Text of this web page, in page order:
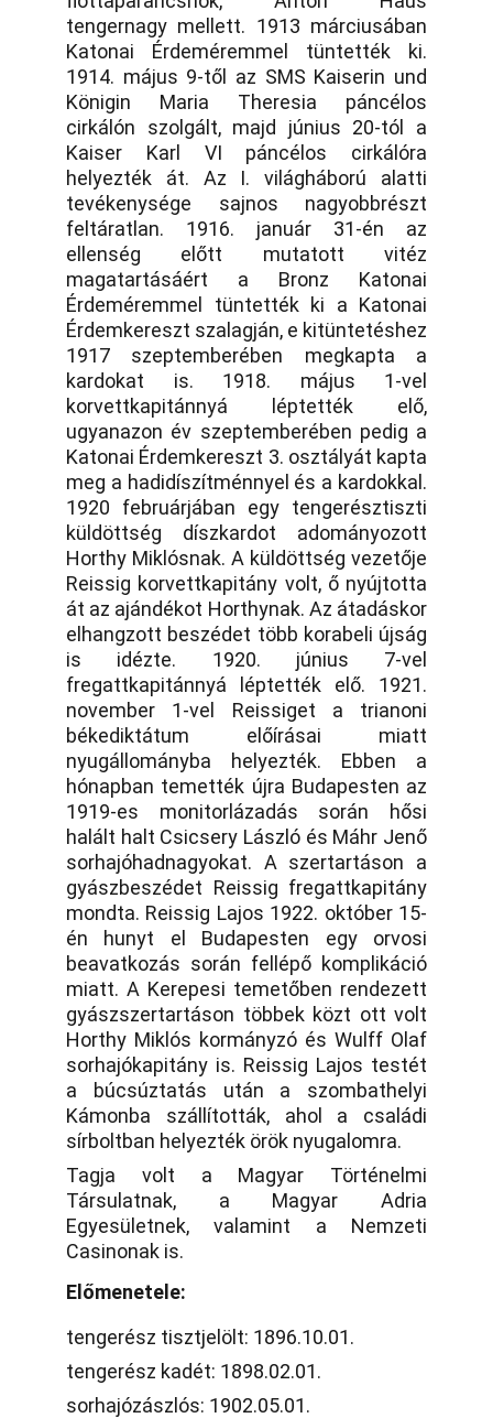
tengernagy mellett. 1913 márciusában
Katonai Érdeméremmel tüntették ki.
1914. május 9-től az SMS Kaiserin und
Königin Maria Theresia páncélos
cirkálón szolgált, majd június 20-tól a
Kaiser Karl VI páncélos cirkálóra
helyezték át. Az I. világháború alatti
tevékenysége sajnos nagyobbrészt
feltáratlan. 1916. január 31-én az
ellenség előtt mutatott vitéz
magatartásáért a Bronz Katonai
Érdeméremmel tüntették ki a Katonai
Érdemkereszt szalagján, e kitüntetéshez
1917 szeptemberében megkapta a
kardokat is. 1918. május 1-vel
korvettkapitánnyá léptették elő,
ugyanazon év szeptemberében pedig a
Katonai Érdemkereszt 3. osztályát kapta
meg a hadidíszítménnyel és a kardokkal.
1920 februárjában egy tengerésztiszti
küldöttség díszkardot adományozott
Horthy Miklósnak. A küldöttség vezetője
Reissig korvettkapitány volt, ő nyújtotta
át az ajándékot Horthynak. Az átadáskor
elhangzott beszédet több korabeli újság
is idézte. 1920. június 7-vel
fregattkapitánnyá léptették elő. 1921.
november 1-vel Reissiget a trianoni
békediktátum előírásai miatt
nyugállományba helyezték. Ebben a
hónapban temették újra Budapesten az
1919-es monitorlázadás során hősi
halált halt Csicsery László és Máhr Jenő
sorhajóhadnagyokat. A szertartáson a
gyászbeszédet Reissig fregattkapitány
mondta. Reissig Lajos 1922. október 15-
én hunyt el Budapesten egy orvosi
beavatkozás során fellépő komplikáció
miatt. A Kerepesi temetőben rendezett
gyászszertartáson többek közt ott volt
Horthy Miklós kormányzó és Wulff Olaf
sorhajókapitány is. Reissig Lajos testét
a búcsúztatás után a szombathelyi
Kámonba szállították, ahol a családi
sírboltban helyezték örök nyugalomra.
Tagja volt a Magyar Történelmi
Társulatnak, a Magyar Adria
Egyesületnek, valamint a Nemzeti
Casinonak is.
Előmenetele:
tengerész tisztjelölt: 1896.10.01.
tengerész kadét: 1898.02.01.
sorhajózászlós: 1902.05.01.